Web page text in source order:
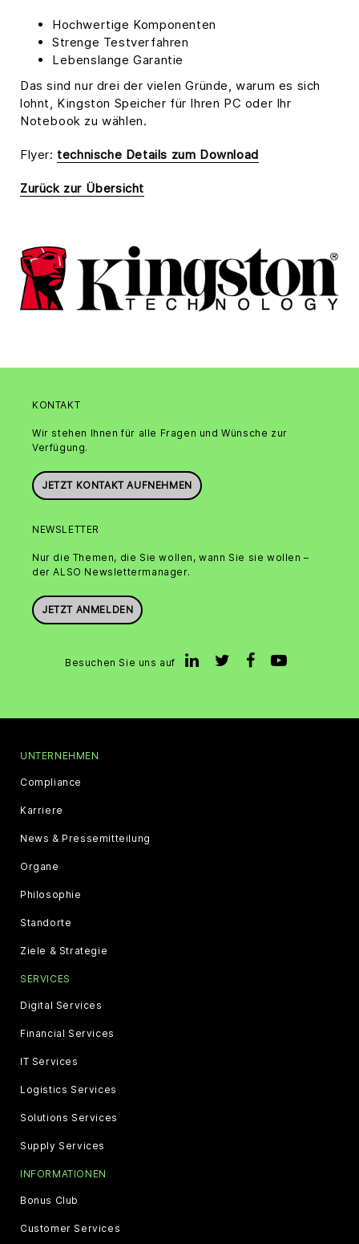
Hochwertige Komponenten
Strenge Testverfahren
Lebenslange Garantie
Das sind nur drei der vielen Gründe, warum es sich
lohnt, Kingston Speicher für Ihren PC oder Ihr
Notebook zu wählen.
Flyer: technische Details zum Download
Zurück zur Übersicht
KONTAKT
Wir stehen Ihnen für alle Fragen und Wünsche zur
Verfügung.
JETZT KONTAKT AUFNEHMEN
NEWSLETTER
Nur die Themen, die Sie wollen, wann Sie sie wollen –
der ALSO Newslettermanager.
JETZT ANMELDEN
Besuchen Sie uns auf
UNTERNEHMEN
Compliance
Karriere
News & Pressemitteilung
Organe
Philosophie
Standorte
Ziele & Strategie
SERVICES
Digital Services
Financial Services
IT Services
Logistics Services
Solutions Services
Supply Services
INFORMATIONEN
Bonus Club
Customer Services